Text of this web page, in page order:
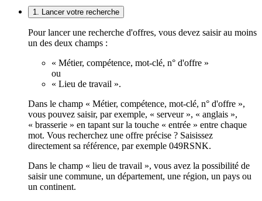
1. Lancer votre recherche
Pour lancer une recherche d'offres, vous devez saisir au moins
un des deux champs :
« Métier, compétence, mot-clé, n° d'offre »
ou
« Lieu de travail ».
Dans le champ « Métier, compétence, mot-clé, n° d'offre »,
vous pouvez saisir, par exemple, « serveur », « anglais »,
« brasserie » en tapant sur la touche « entrée » entre chaque
mot. Vous recherchez une offre précise ? Saisissez
directement sa référence, par exemple 049RSNK.
Dans le champ « lieu de travail », vous avez la possibilité de
saisir une commune, un département, une région, un pays ou
un continent.